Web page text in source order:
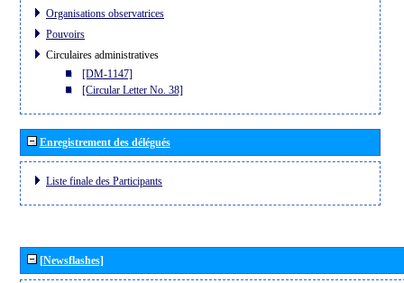
Organisations observatrices
Pouvoirs
Circulaires administratives
[DM-1147]
[Circular Letter No. 38]
Enregistrement des délégués
Liste finale des Participants
[Newsflashes]